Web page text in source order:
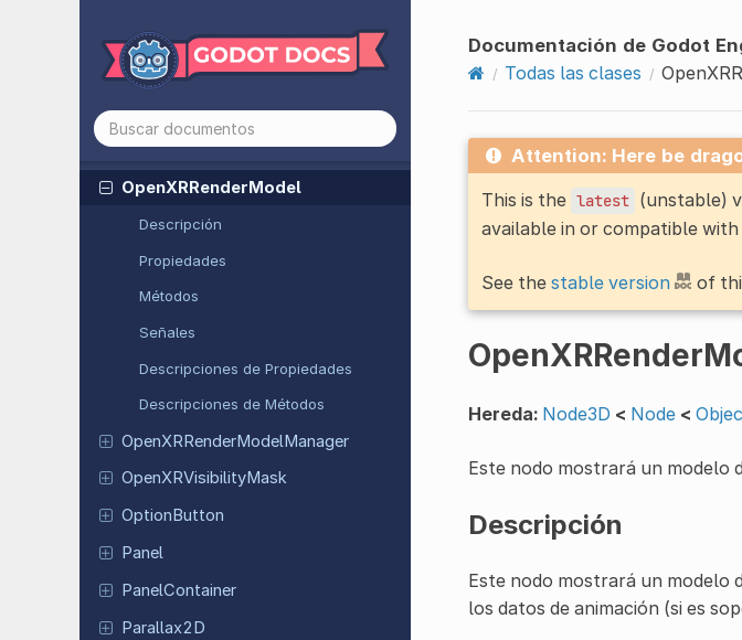
OpenXRHand
OpenXRInteraction
Open XRInteraction
Base
OpenXRRenderModel
Descripción
Propiedades
Métodos
Señales
Descripciones de Propiedades
Descripciones de Métodos
OpenXRRenderModelManager
OpenXRVisibilityMask
Option Button
Panel
PanelContainer
Parallax2D
Documentación de Godot
Todas las clases
Attention: Here be
This is the latest (unstable)
available in or compatible
See the stable version of
Hereda: Node3D < Node <
Este nodo mostrará un modelo
Descripción
Este nodo mostrará un modelo
los datos de animación (si es